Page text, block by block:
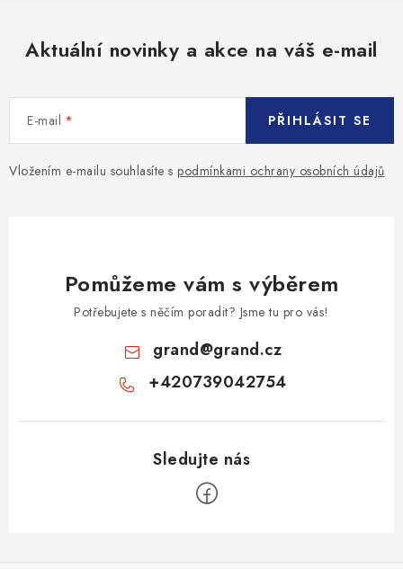
Aktuální novinky a akce na váš e-mail
E-mail
Vložením e-mailu souhlasíte s podmínkami ochrany osobních údajů
PŘIHLÁSIT SE
Pomůžeme vám s výběrem
Potřebujete s něčím poradit? Jsme tu pro vás!
grand@grand.cz
+420739042754